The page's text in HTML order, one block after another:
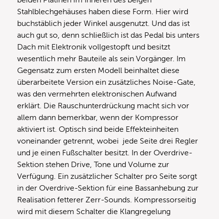
Stahlblechgehäuses haben diese Form. Hier wird
buchstäblich jeder Winkel ausgenutzt. Und das ist
auch gut so, denn schließlich ist das Pedal bis unters
Dach mit Elektronik vollgestopft und besitzt
wesentlich mehr Bauteile als sein Vorgänger. Im
Gegensatz zum ersten Modell beinhaltet diese
überarbeitete Version ein zusätzliches Noise-Gate,
was den vermehrten elektronischen Aufwand
erklärt. Die Rauschunterdrückung macht sich vor
allem dann bemerkbar, wenn der Kompressor
aktiviert ist. Optisch sind beide Effekteinheiten
voneinander getrennt, wobei jede Seite drei Regler
und je einen Fußschalter besitzt. In der Overdrive-
Sektion stehen Drive, Tone und Volume zur
Verfügung. Ein zusätzlicher Schalter pro Seite sorgt
in der Overdrive-Sektion für eine Bassanhebung zur
Realisation fetterer Zerr-Sounds. Kompressorseitig
wird mit diesem Schalter die Klangregelung